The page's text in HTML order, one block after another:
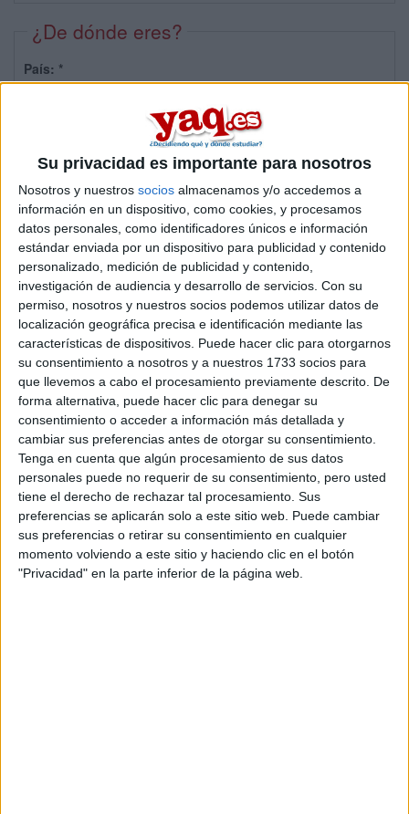
Su privacidad es importante para nosotros
Nosotros y nuestros socios almacenamos y/o accedemos a
información en un dispositivo, como cookies, y procesamos
datos personales, como identificadores únicos e información
estándar enviada por un dispositivo para publicidad y contenido
personalizado, medición de publicidad y contenido,
investigación de audiencia y desarrollo de servicios. Con su
permiso, nosotros y nuestros socios podemos utilizar datos de
localización geográfica precisa e identificación mediante las
características de dispositivos. Puede hacer clic para otorgarnos
su consentimiento a nosotros y a nuestros 1733 socios para
que llevemos a cabo el procesamiento previamente descrito. De
forma alternativa, puede hacer clic para denegar su
consentimiento o acceder a información más detallada y
cambiar sus preferencias antes de otorgar su consentimiento.
Tenga en cuenta que algún procesamiento de sus datos
personales puede no requerir de su consentimiento, pero usted
tiene el derecho de rechazar tal procesamiento. Sus
preferencias se aplicarán solo a este sitio web. Puede cambiar
sus preferencias o retirar su consentimiento en cualquier
momento volviendo a este sitio y haciendo clic en el botón
"Privacidad" en la parte inferior de la página web.
¿De dónde eres?
País: *
Sobre ti
Soy:*
Chico
Chica
¿En qué año terminas (o terminaste) bachillerato o FP?
Soy estudiante de:*
Términos y Condiciones de Uso
Aceptolos Términos y Condicionesde uso*